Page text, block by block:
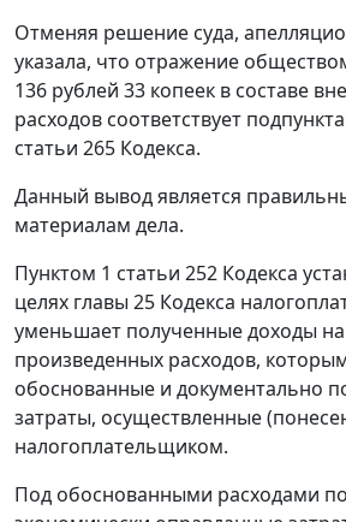
Отменяя решение суда,
указала, что отражение
136 рублей 33 копеек в составе
расходов соответствует
статьи 265 Кодекса.
Данный вывод является
материалам дела.
Пунктом 1 статьи 252 Кодекса
целях главы 25 Кодекса
уменьшает полученные доходы
произведенных расходов,
обоснованные и документально
затраты, осуществленные
налогоплательщиком.
Под обоснованными расходами